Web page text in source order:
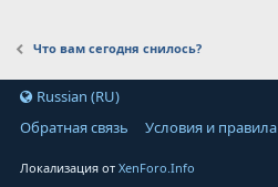
Что вам сегодня снилось?
Russian (RU)
Обратная связь
Условия и правила
Локализация отXenForo.Info